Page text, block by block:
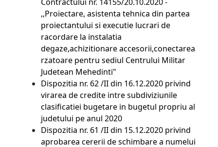
Contractului nr. 14155/20.10.2020 -
,,Proiectare, asistenta tehnica din partea
proiectantului si executie lucrari de
racordare la instalatia
degaze,achizitionare accesorii,conectarea
rzatoare pentru sediul Centrului Militar
Judetean Mehedinti"
Dispozitia nr. 62 /II din 16.12.2020 privind
virarea de credite intre subdiviziunile
clasificatiei bugetare in bugetul propriu al
judetului pe anul 2020
Dispozitia nr. 61 /II din 15.12.2020 privind
aprobarea cererii de schimbare a numelui